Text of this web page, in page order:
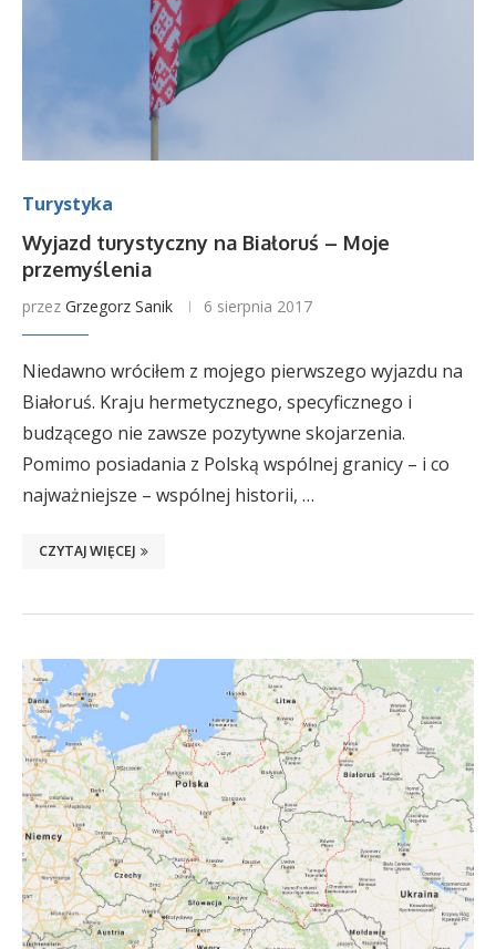
Turystyka
Wyjazd turystyczny na Białoruś – Moje
przemyślenia
przez Grzegorz Sanik 6 sierpnia 2017
Niedawno wróciłem z mojego pierwszego wyjazdu na
Białoruś. Kraju hermetycznego, specyficznego i
budzącego nie zawsze pozytywne skojarzenia.
Pomimo posiadania z Polską wspólnej granicy – i co
najważniejsze – wspólnej historii, …
CZYTAJ WIĘCEJ